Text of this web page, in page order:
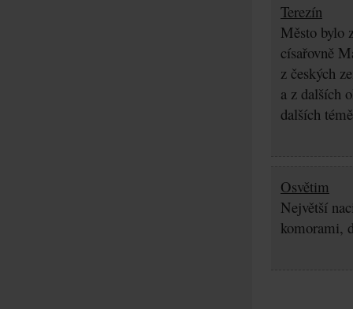
Terezín
Město bylo
císařovně
z českých
a z dalších
dalších
Osvětim
Největší
komorami,